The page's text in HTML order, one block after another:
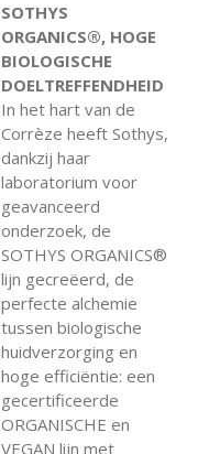
SOTHYS
ORGANICS®, HOGE
BIOLOGISCHE
DOELTREFFENDHEID
In het hart van de
Corrèze heeft Sothys,
dankzij haar
laboratorium voor
geavanceerd
onderzoek, de
SOTHYS ORGANICS®
lijn gecreëerd, de
perfecte alchemie
tussen biologische
huidverzorging en
hoge efficiëntie: een
gecertificeerde
ORGANISCHE en
VEGAN lijn met